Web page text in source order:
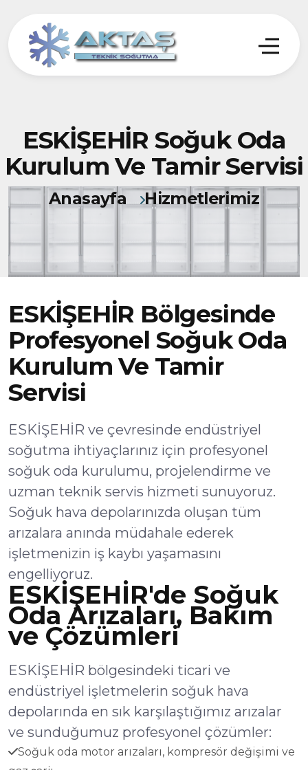
ESKİŞEHİR Soğuk Oda
Kurulum Ve Tamir Servisi
Anasayfa Hizmetlerimiz
ESKİŞEHİR Bölgesinde
Profesyonel Soğuk Oda
Kurulum Ve Tamir
Servisi
ESKİŞEHİR ve çevresinde endüstriyel
soğutma ihtiyaçlarınız için profesyonel
soğuk oda kurulumu, projelendirme ve
uzman teknik servis hizmeti sunuyoruz.
Soğuk hava depolarınızda oluşan tüm
arızalara anında müdahale ederek
işletmenizin iş kaybı yaşamasını
engelliyoruz.
ESKİŞEHİR'de Soğuk
Oda Arızaları, Bakım
ve Çözümleri
ESKİŞEHİR bölgesindeki ticari ve
endüstriyel işletmelerin soğuk hava
depolarında en sık karşılaştığımız arızalar
ve sunduğumuz profesyonel çözümler:
Soğuk oda motor arızaları, kompresör değişimi ve